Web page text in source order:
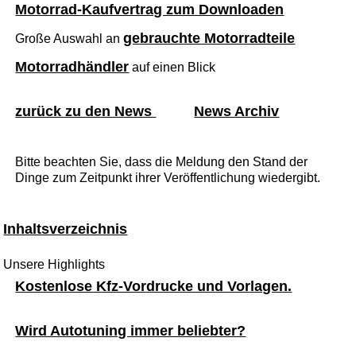
Motorrad-Kaufvertrag zum Downloaden
Große Auswahl angebrauchte Motorradteile
Motorradhändler auf einen Blick
zurück zu den News News Archiv
Bitte beachten Sie, dass die Meldung den Stand der
Dinge zum Zeitpunkt ihrer Veröffentlichung wiedergibt.
Inhaltsverzeichnis
Unsere Highlights
Kostenlose Kfz-Vordrucke und Vorlagen.
Wird Autotuning immer beliebter?